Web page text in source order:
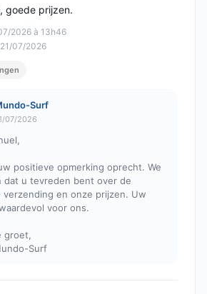
2026 à 13h46
07/2026
goede prijzen.
Surf
07/2026
positieve opmerking oprecht. We
dat u tevreden bent over de
verzending en onze prijzen. Uw
voor ons.
groet,
Surf